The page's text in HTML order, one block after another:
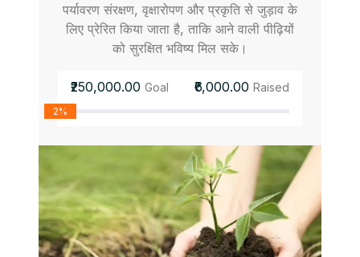
पर्यावरण संरक्षण, वृक्षारोपण और प्रकृति से जुड़ाव के
लिए प्रेरित किया जाता है, ताकि आने वाली पीढ़ियों
को सुरक्षित भविष्य मिल सके।
₹250,000.00 Goal ₹6,000.00 Raised
2%